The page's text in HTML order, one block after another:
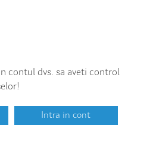
contul dvs. sa aveti control
Intra in cont